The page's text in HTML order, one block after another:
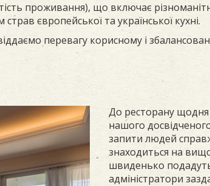
проживання), що включає
європейської та української кухні.
перевагу корисному і
До ресторану щодня
нашого
запити людей
знаходиться на
швиденько
адміністратори